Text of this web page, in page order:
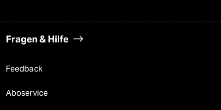
Fragen & Hilfe
Feedback
Aboservice